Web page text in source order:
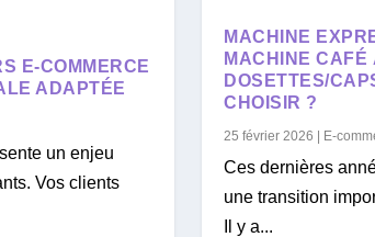
E-COMMERCE
ADAPTÉE
un enjeu
Vos clients
MACHINE
MACHINE CAFÉ
DOSETTES/
CHOISIR ?
25 février 2026 E-
Ces dernières
une transition
Il y a...